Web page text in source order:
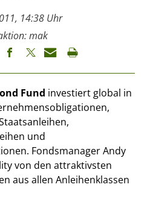
14:38 Uhr
mak
Fund investiert global in
und
Fondsmanager Andy
von den attraktivsten
aus allen Anleihenklassen